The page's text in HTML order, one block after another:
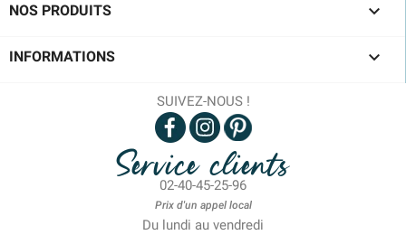
NOS PRODUITS 
INFORMATIONS 
SUIVEZ-NOUS !
Service clients
02-40-45-25-96
Prix d'un appel local
Du lundi au vendredi